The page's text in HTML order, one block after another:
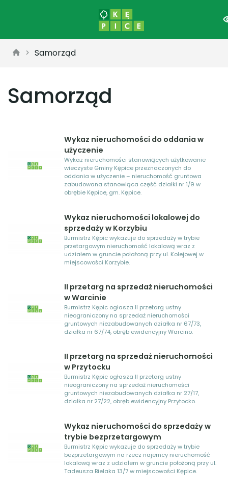
Samorząd
Samorząd
Wykaz nieruchomości do oddania w
użyczenie
Wykaz nieruchomości stanowiących użytkowanie
wieczyste Gminy Kępice przeznaczonych do
oddania w użyczenie – nieruchomość gruntowa
zabudowana stanowiąca część działki nr 1/9 w
obrębie Kępice, gm. Kępice.
Wykaz nieruchomości lokalowej do
sprzedaży w Korzybiu
Burmistrz Kępic wykazuje do sprzedaży w trybie
przetargowym nieruchomość lokalową wraz z
udziałem w gruncie położoną przy ul. Kolejowej w
miejscowości Korzybie.
II przetarg na sprzedaż nieruchomości
w Warcinie
Burmistrz Kępic ogłasza II przetarg ustny
nieograniczony na sprzedaż nieruchomości
gruntowych niezabudowanych działka nr 67/73,
działka nr 67/74, obręb ewidencyjny Warcino.
II przetarg na sprzedaż nieruchomości
w Przytocku
Burmistrz Kępic ogłasza II przetarg ustny
nieograniczony na sprzedaż nieruchomości
gruntowych niezabudowanych działka nr 27/17,
działka nr 27/22, obręb ewidencyjny Przytocko.
Wykaz nieruchomości do sprzedaży w
trybie bezprzetargowym
Burmistrz Kępic wykazuje do sprzedaży w trybie
bezprzetargowym na rzecz najemcy nieruchomość
lokalową wraz z udziałem w gruncie położoną przy ul.
Tadeusza Bielaka 13/7 w miejscowości Kępice.